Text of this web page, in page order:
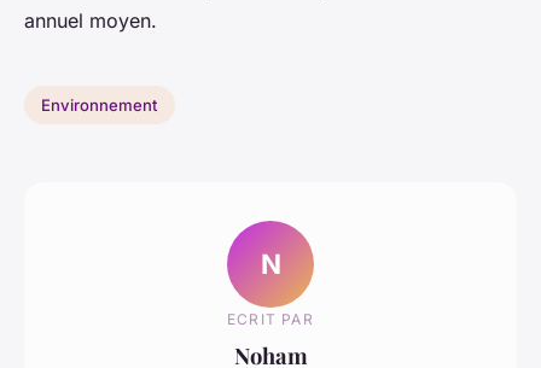
annuel moyen.
Environnement
N
ECRIT PAR
Noham